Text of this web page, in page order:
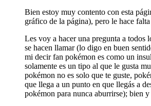
Bien estoy muy contento con esta
gráfico de la página), pero le hace
Les voy a hacer una pregunta a todos
se hacen llamar (lo digo en buen
mi decir fan pokémon es como un
solamente es un tipo al que le gusta
pokémon no es solo que te guste,
que llega a un punto en que llegás a
pokémon para nunca aburrirse); bien